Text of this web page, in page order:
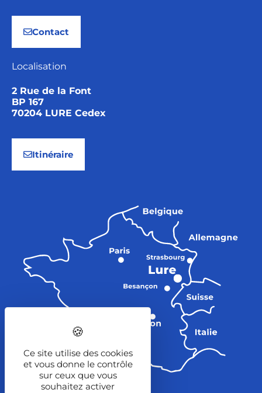
Contact
Localisation
2 Rue de la Font
BP 167
70204 LURE Cedex
Itinéraire
Ce site utilise des cookies
et vous donne le contrôle
sur ceux que vous
souhaitez activer